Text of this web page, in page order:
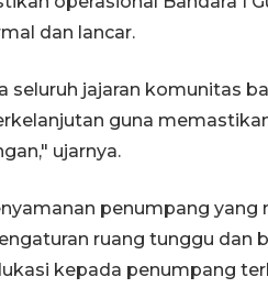
dan lancar.
seluruh jajaran komunitas
guna
ujarnya.
penumpang
ruang tunggu dan
kepada penumpang